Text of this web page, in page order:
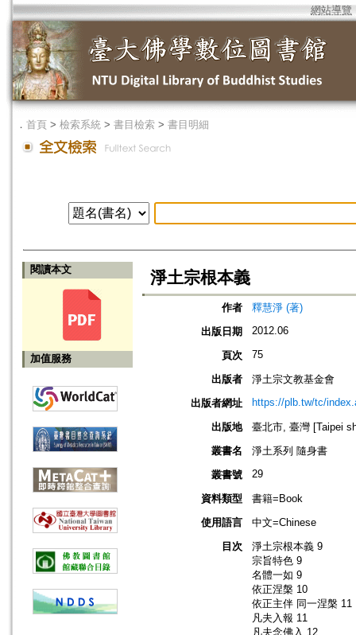
網站導覽
． 首頁 > 檢索系統 > 書目檢索 > 書目明細
閱讀本文
加值服務
淨土宗根本義
作者
釋慧淨 (著)
出版日期
2012.06
頁次 75
出版者
淨土宗文教基金會
出版者網址
https://plb.tw/tc/
出版地
臺北市, 臺灣 [Taipei
叢書名
淨土系列 隨身書
叢書號
29
資料類型
書籍=Book
使用語言
中文=Chinese
目次
淨土宗根本義 9
宗旨特色 9
名體一如 9
依正涅槃 10
依正主伴 同一涅槃 11
凡夫入報 11
凡夫念佛入 12